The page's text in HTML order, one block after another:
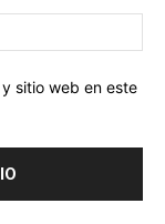
sitio web en este